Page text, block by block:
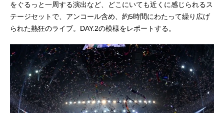
をぐるっと一周する演出など、どこにいても近くに感じられるス
テージセットで、アンコール含め、約5時間にわたって繰り広げ
られた熱狂のライブ。DAY.2の模様をレポートする。